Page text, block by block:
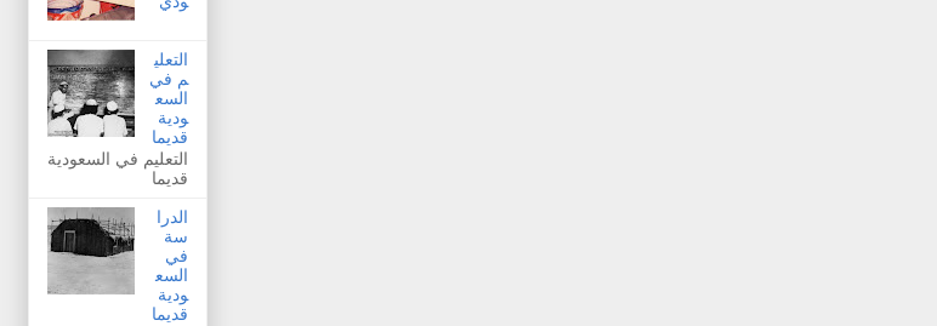
التعلي
م في
السع
ودية
قديما
التعليم في السعودية
قديما
الدرا
سة
في
السع
ودية
قديما